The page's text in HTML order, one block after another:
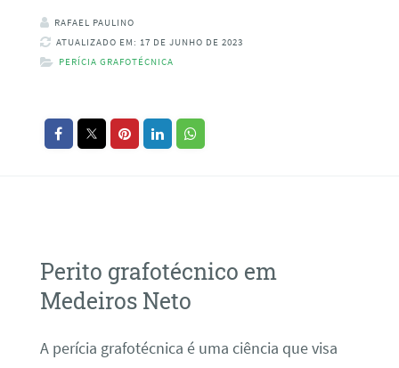
RAFAEL PAULINO
ATUALIZADO EM: 17 DE JUNHO DE 2023
PERÍCIA GRAFOTÉCNICA
Perito grafotécnico em
Medeiros Neto
A perícia grafotécnica é uma ciência que visa